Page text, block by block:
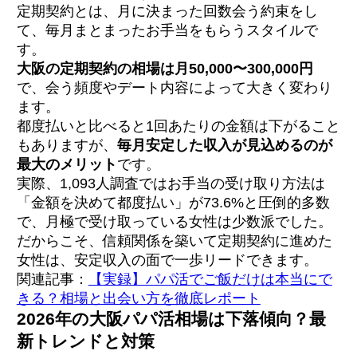
定期契約とは、月に決まった回数会う約束をし
て、毎月まとまったお手当をもらうスタイルで
す。
大阪の定期契約の相場は月50,000〜300,000円
で、会う頻度やデート内容によって大きく変わり
ます。
都度払いと比べると1回あたりの金額は下がること
もありますが、 毎月安定した収入が見込めるのが
最大のメリット です。
実際、1,093人調査ではお手当の受け取り方法は
「金額を決めて都度払い」が73.6%と圧倒的多数
で、月極で受け取っている女性は少数派でした。
だからこそ、信頼関係を築いて定期契約に進めた
女性は、安定収入の面で一歩リードできます。
関連記事：
【実録】パパ活でご飯だけは本当にで
きる？相場と出会い方を徹底レポート
2026年の大阪パパ活相場は下落傾向？最
新トレンドと対策